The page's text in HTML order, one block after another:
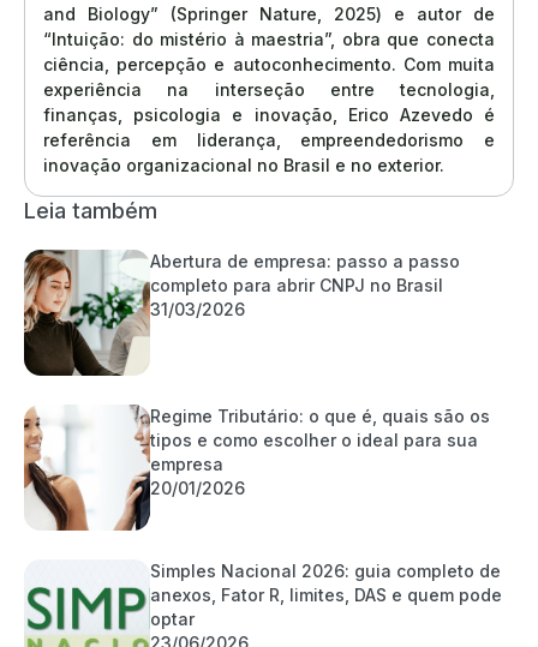
and Biology” (Springer Nature, 2025) e autor de
“Intuição: do mistério à maestria”, obra que conecta
ciência, percepção e autoconhecimento. Com muita
experiência na interseção entre tecnologia,
finanças, psicologia e inovação, Erico Azevedo é
referência em liderança, empreendedorismo e
inovação organizacional no Brasil e no exterior.
Leia também
Abertura de empresa: passo a passo
completo para abrir CNPJ no Brasil
31/03/2026
Regime Tributário: o que é, quais são os
tipos e como escolher o ideal para sua
empresa
20/01/2026
Simples Nacional 2026: guia completo de
anexos, Fator R, limites, DAS e quem pode
optar
23/06/2026